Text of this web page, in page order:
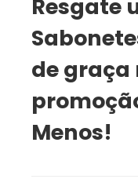
Resgate
de graça
Menos!